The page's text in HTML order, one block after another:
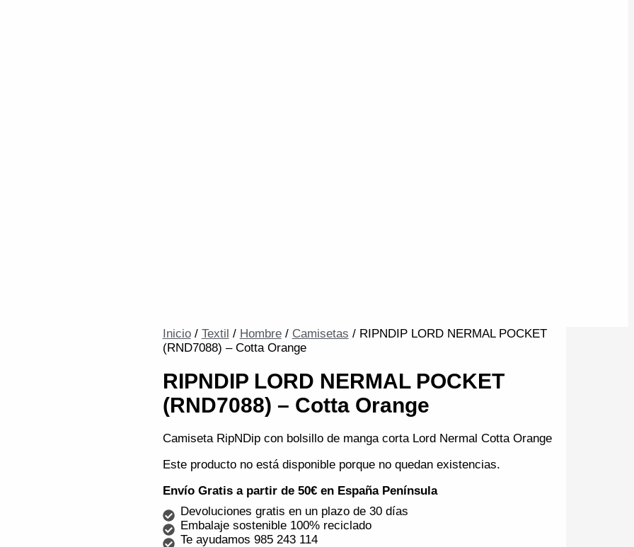
Inicio/ Textil / Hombre/ Camisetas / RIPNDIP LORD NERMAL POCKET
(RND7088) – Cotta Orange
RIPNDIP LORD NERMAL POCKET
(RND7088) – Cotta Orange
Camiseta RipNDip con bolsillo de manga corta Lord Nermal Cotta Orange
Este producto no está disponible porque no quedan existencias.
Envío Gratis a partir de 50€ en España Península
Devoluciones gratis en un plazo de 30 días
Embalaje sostenible 100% reciclado
Te ayudamos 985 243 114